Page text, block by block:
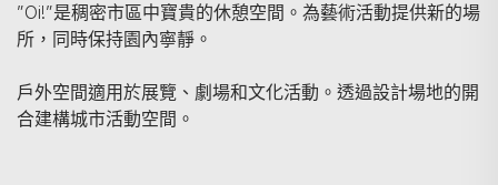
”Oi!”是稠密市區中寶貴的休憩空間。為藝術活動提供新的場
所，同時保持園內寧靜。
戶外空間適用於展覽、劇場和文化活動。透過設計場地的開
合建構城市活動空間。